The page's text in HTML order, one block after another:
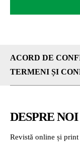
ACORD DE
TERMENI ȘI
DESPRE NOI
Revistă online și print